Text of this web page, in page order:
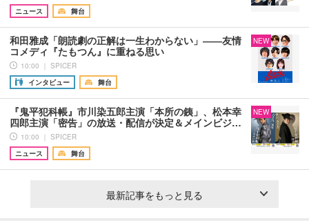
ニュース
舞台
和田雅成「朗読劇の正解は一生わからない」――友情
コメディ『たもつん』に重ねる思い
10:00 ｜ SPICER
インタビュー
舞台
NEW
『鬼平犯科帳』市川染五郎主演「本所の銕」、松本幸
四郎主演「密告」の放送・配信が決定＆メインビジ…
10:00 ｜ SPICER
ニュース
舞台
NEW
最新記事をもっと見る